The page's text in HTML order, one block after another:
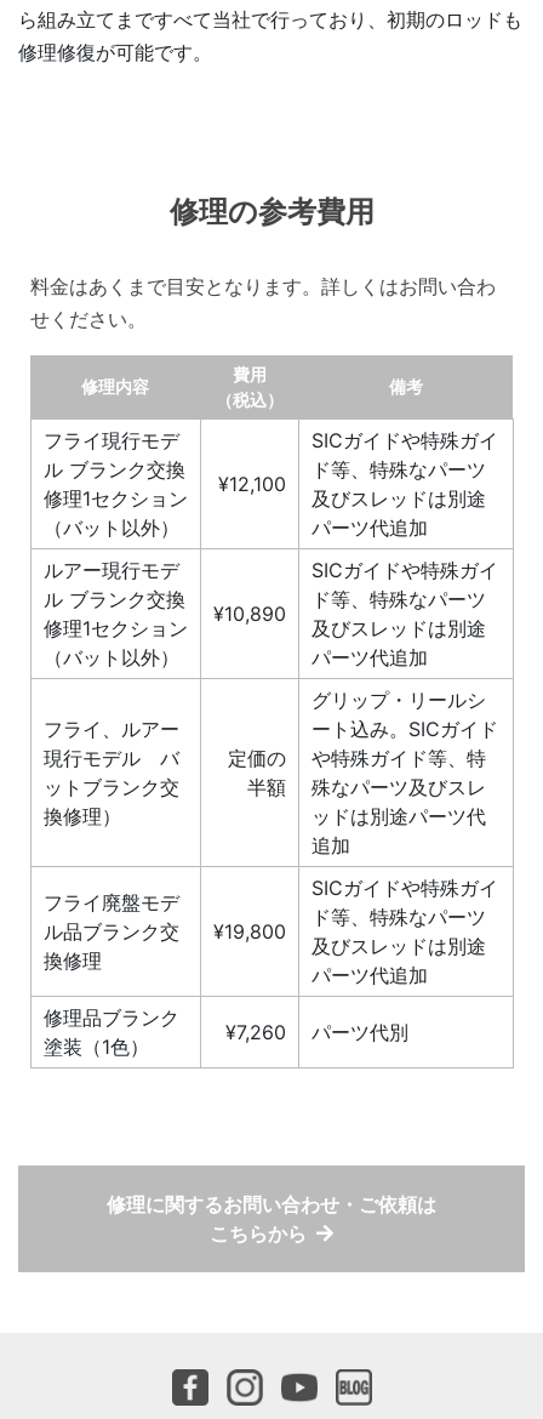
ら組み立てまですべて当社で行っており、初期のロッドも
修理修復が可能です。
修理の参考費用
料金はあくまで目安となります。詳しくはお問い合わ
せください。
修理内容
費用
（税込）
備考
フライ現行モデ
ル ブランク交換
修理1セクション
（バット以外）
¥12,100
SICガイドや特殊ガイ
ド等、特殊なパーツ
及びスレッドは別途
パーツ代追加
ルアー現行モデ
ル ブランク交換
修理1セクション
（バット以外）
¥10,890
SICガイドや特殊ガイ
ド等、特殊なパーツ
及びスレッドは別途
パーツ代追加
フライ、ルアー
現行モデル バ
ットブランク交
換修理）
定価の
半額
グリップ・リールシ
ート込み。SICガイド
や特殊ガイド等、特
殊なパーツ及びスレ
ッドは別途パーツ代
追加
フライ廃盤モデ
ル品ブランク交
換修理
¥19,800
SICガイドや特殊ガイ
ド等、特殊なパーツ
及びスレッドは別途
パーツ代追加
修理品ブランク
塗装（1色）
¥7,260 パーツ代別
修理に関するお問い合わせ・ご依頼は
こちらから